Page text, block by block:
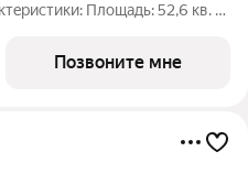
52,6 кв. м
Позвоните мне